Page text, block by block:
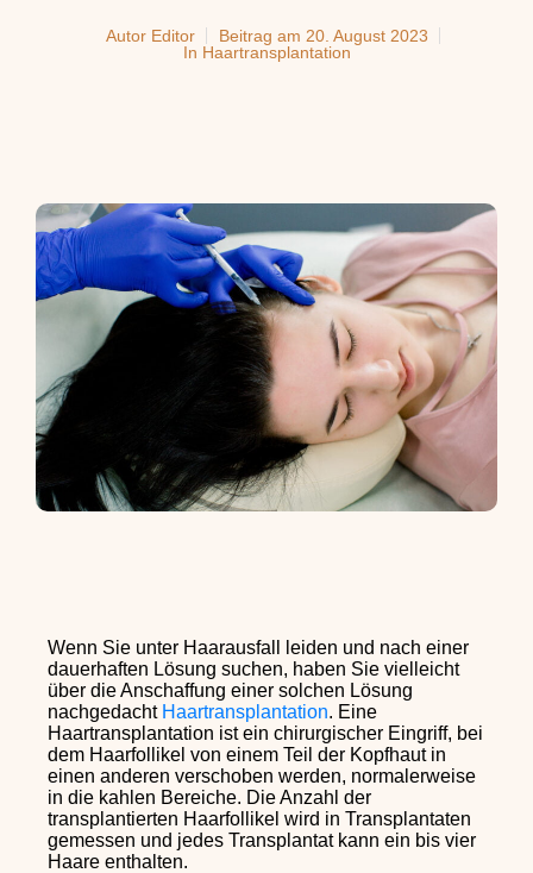
AutorEditor Beitrag am 20. August 2023
In Haartransplantation
Wenn Sie unter Haarausfall leiden und nach einer
dauerhaften Lösung suchen, haben Sie vielleicht
über die Anschaffung einer solchen Lösung
nachgedacht Haartransplantation. Eine
Haartransplantation ist ein chirurgischer Eingriff, bei
dem Haarfollikel von einem Teil der Kopfhaut in
einen anderen verschoben werden, normalerweise
in die kahlen Bereiche. Die Anzahl der
transplantierten Haarfollikel wird in Transplantaten
gemessen und jedes Transplantat kann ein bis vier
Haare enthalten.